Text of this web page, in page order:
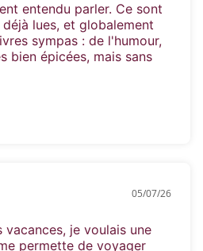
entendu parler. Ce sont
lues, et globalement
sympas : de l'humour,
bien épicées, mais sans
05/07/26
vacances, je voulais une
permette de voyager